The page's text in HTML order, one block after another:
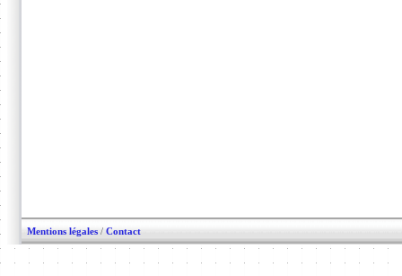
Mentions légales / Contact